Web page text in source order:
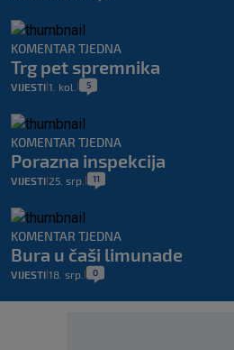
KOMENTAR TJEDNA
Trg pet spremnika
VIJESTI 1. kol. 5
KOMENTAR TJEDNA
Porazna inspekcija
VIJESTI 25. srp. 11
KOMENTAR TJEDNA
Bura u čaši limunade
VIJESTI 18. srp. 0